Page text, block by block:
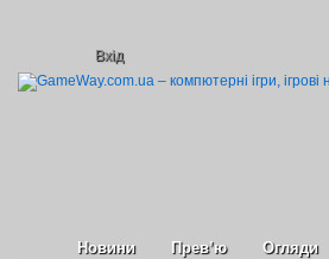
Вхід
Новини Прев’ю Огляди